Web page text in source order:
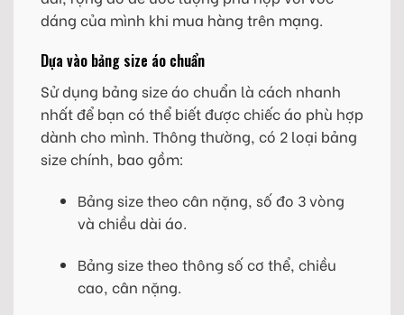
dáng của mình khi mua hàng trên mạng.
Dựa vào bảng size áo chuẩn
Sử dụng bảng size áo chuẩn là cách nhanh
nhất để bạn có thể biết được chiếc áo phù hợp
dành cho mình. Thông thường, có 2 loại bảng
size chính, bao gồm:
Bảng size theo cân nặng, số đo 3 vòng
và chiều dài áo.
Bảng size theo thông số cơ thể, chiều
cao, cân nặng.